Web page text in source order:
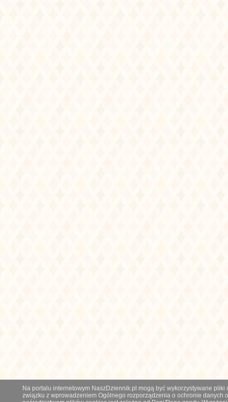
Na portalu internetowym NaszDziennik.pl mogą być wykorzystywane
związku z wprowadzeniem Ogólnego rozporządzenia o ochronie danych